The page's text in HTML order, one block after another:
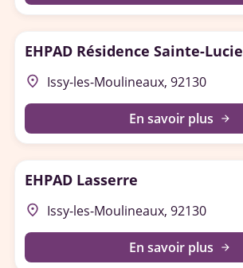
EHPAD Résidence Sainte-Lucie
place Issy-les-Moulineaux, 92130
En savoir plus arrow_forward
EHPAD Lasserre
place Issy-les-Moulineaux, 92130
En savoir plus arrow_forward